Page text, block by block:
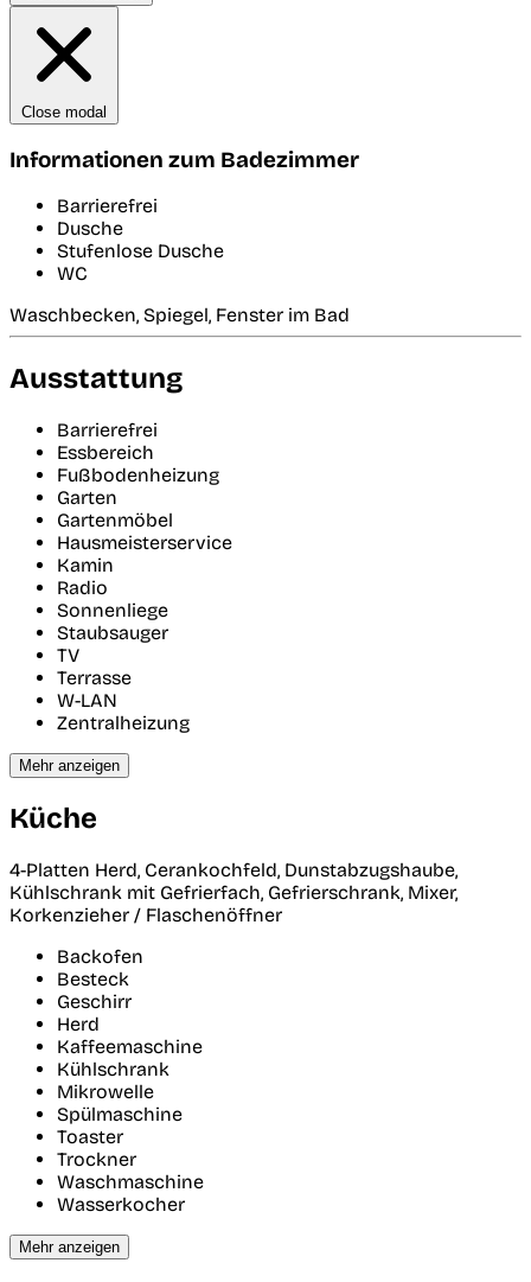
Close modal
Informationen zum Badezimmer
Barrierefrei
Dusche
Stufenlose Dusche
WC
Waschbecken, Spiegel, Fenster im Bad
Ausstattung
Barrierefrei
Essbereich
Fußbodenheizung
Garten
Gartenmöbel
Hausmeisterservice
Kamin
Radio
Sonnenliege
Staubsauger
TV
Terrasse
W-LAN
Zentralheizung
Mehr anzeigen
Küche
4-Platten Herd, Cerankochfeld, Dunstabzugshaube,
Kühlschrank mit Gefrierfach, Gefrierschrank, Mixer,
Korkenzieher / Flaschenöffner
Backofen
Besteck
Geschirr
Herd
Kaffeemaschine
Kühlschrank
Mikrowelle
Spülmaschine
Toaster
Trockner
Waschmaschine
Wasserkocher
Mehr anzeigen